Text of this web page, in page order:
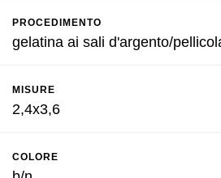
PROCEDIMENTO
gelatina ai sali d'argento/
MISURE
2,4x3,6
COLORE